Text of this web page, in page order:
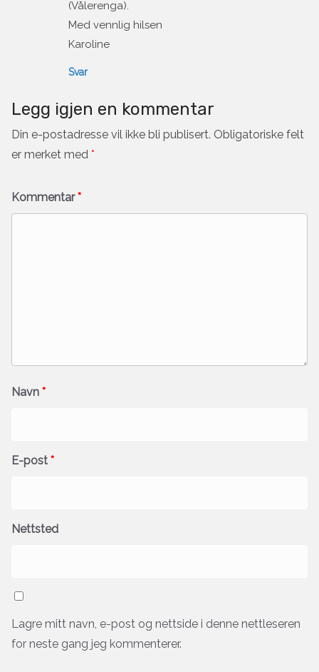
(Vålerenga).
Med vennlig hilsen
Karoline
Svar
Legg igjen en kommentar
Din e-postadresse vil ikke bli publisert. Obligatoriske felt
er merket med *
Kommentar*
Navn *
E-post *
Nettsted
Lagre mitt navn, e-post og nettside i denne nettleseren
for neste gang jeg kommenterer.